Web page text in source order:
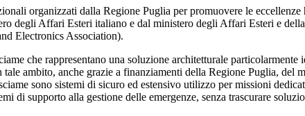
organizzati dalla Regione Puglia per promuovere le
degli Affari Esteri italiano e dal ministero degli Affari Esteri e
Electronics Association).
che rappresentano una soluzione architetturale particolarmente
ambito, anche grazie a finanziamenti della Regione Puglia, del
sono sistemi di sicuro ed estensivo utilizzo per missioni
di supporto alla gestione delle emergenze, senza trascurare